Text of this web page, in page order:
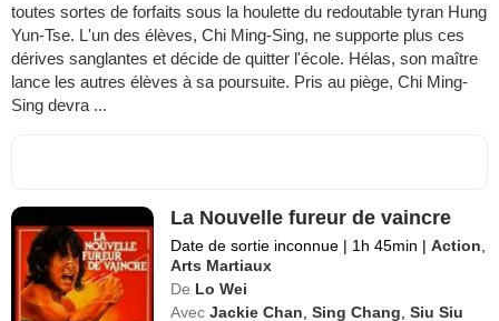
toutes sortes de forfaits sous la houlette du redoutable tyran Hung
Yun-Tse. L'un des élèves, Chi Ming-Sing, ne supporte plus ces
dérives sanglantes et décide de quitter l'école. Hélas, son maître
lance les autres élèves à sa poursuite. Pris au piège, Chi Ming-
Sing devra ...
La Nouvelle fureur de vaincre
Date de sortie inconnue | 1h 45min | Action
Arts Martiaux
De Lo Wei
Avec Jackie Chan ,Sing Chang ,Siu Siu